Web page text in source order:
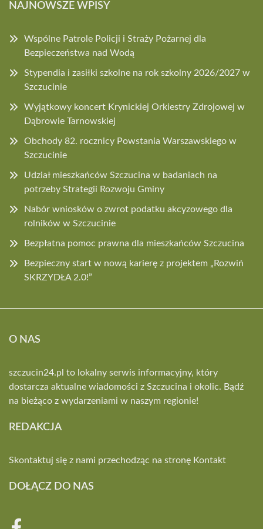
NAJNOWSZE WPISY
Wspólne Patrole Policji i Straży Pożarnej dla
Bezpieczeństwa nad Wodą
Stypendia i zasiłki szkolne na rok szkolny 2026/2027 w
Szczucinie
Wyjątkowy koncert Krynickiej Orkiestry Zdrojowej w
Dąbrowie Tarnowskiej
Obchody 82. rocznicy Powstania Warszawskiego w
Szczucinie
Udział mieszkańców Szczucina w badaniach na
potrzeby Strategii Rozwoju Gminy
Nabór wniosków o zwrot podatku akcyzowego dla
rolników w Szczucinie
Bezpłatna pomoc prawna dla mieszkańców Szczucina
Bezpieczny start w nową karierę z projektem „Rozwiń
SKRZYDŁA 2.0!”
O NAS
szczucin24.pl to lokalny serwis informacyjny, który
dostarcza aktualne wiadomości z Szczucina i okolic. Bądź
na bieżąco z wydarzeniami w naszym regionie!
REDAKCJA
Skontaktuj się z nami przechodząc na stronę Kontakt
DOŁĄCZ DO NAS